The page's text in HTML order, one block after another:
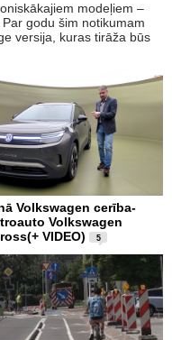
modeļiem –
godu šim notikumam
versija, kuras tirāža būs
Volkswagen cerība-
Volkswagen
VIDEO)
5